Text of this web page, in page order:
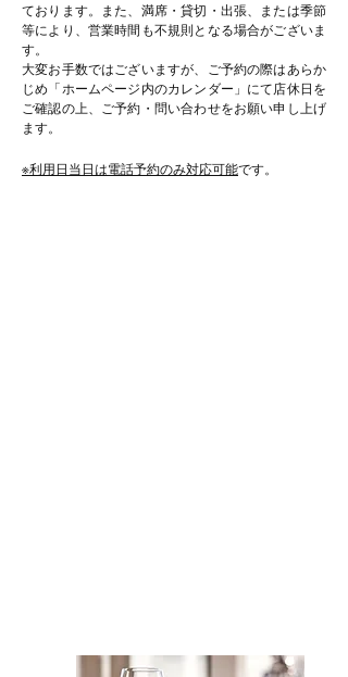
ております。また、満席・貸切・出張、または季節
等により、営業時間も不規則となる場合がございま
す。
大変お手数ではございますが、ご予約の際はあらか
じめ「ホームページ内のカレンダー」にて店休日を
ご確認の上、ご予約・問い合わせをお願い申し上げ
ます。
※利用日当日は電話予約のみ対応可能です。